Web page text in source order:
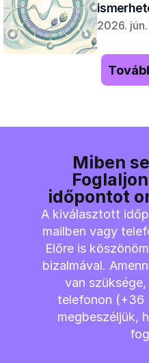
2026.
Miben
időpontot
A kiválasztott
mailben vagy
Előre is
bizalmával.
van
telefonon (+36
megbeszéljük,